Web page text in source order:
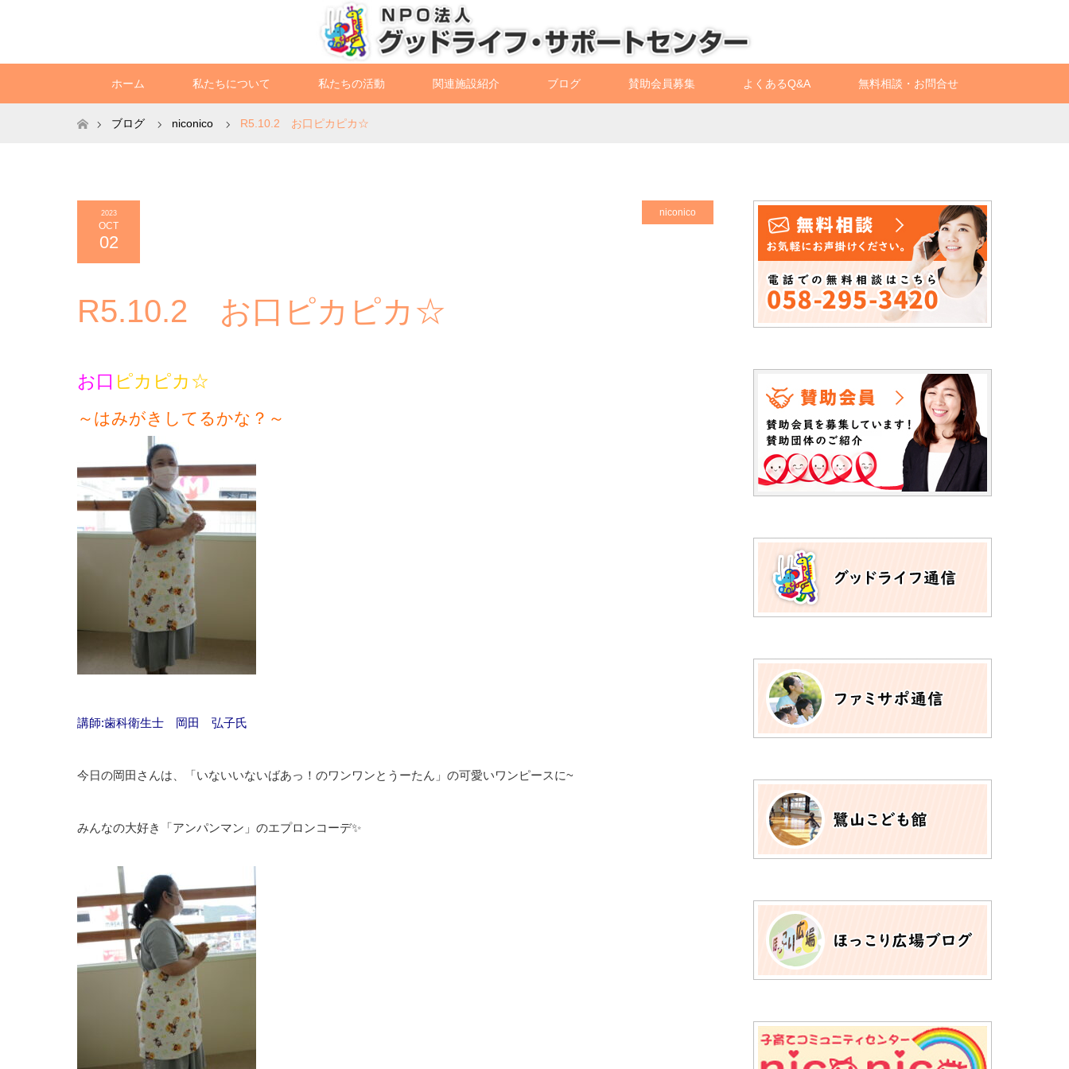
ホーム 私たちについて 私たちの活動 関連施設紹介 ブログ 賛助会員募集 よくあるQ&A 無料相談・お問合せ
ホームブログ niconico R5.10.2 お口ピカピカ☆
2023
OCT
02
niconico
R5.10.2 お口ピカピカ☆
お口 ピカピカ☆
～はみがきしてるかな？～
講師:歯科衛生士 岡田 弘子氏
今日の岡田さんは、「いないいないばあっ！のワンワンとうーたん」の可愛いワンピースに~
みんなの大好き「アンパンマン」のエプロンコーデ✨